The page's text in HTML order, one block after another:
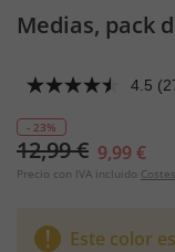
Medias, pack
4.5
- 23%
12,99 € 9,99 €
Precio con IVA incluido
Este color